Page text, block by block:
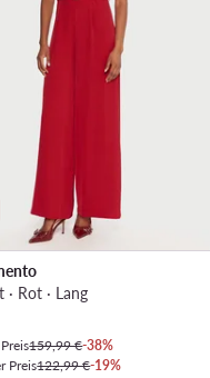
· Rot · Lang
159,99 €-38%
Preis122,99 €-19%